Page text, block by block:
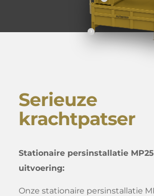
Serieuze
krachtpatser
Stationaire persinstallatie
uitvoering:
Onze stationaire persinstallatie